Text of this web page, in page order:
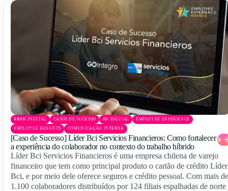
RRHH DIGITAL CASOS DE SUCESSO RH DIGITAL EMPLOYEE EXPERIENCE
EMPLOYEE BENEFITS COMUNICAÇÃO INTERNA
[Caso de Sucesso] Líder Bci Servicios Financieros: Como fortalecer
a experiência do colaborador no contexto do trabalho híbrido
Líder Bci Servicios Financieros é uma empresa chilena de varejo
financeiro que tem como principal produto o cartão de crédito Líder
Bci, e por meio dele oferece seguros e crédito pessoal. Com mais de
1.100 colaboradores distribuídos por 124 filiais espalhadas de norte